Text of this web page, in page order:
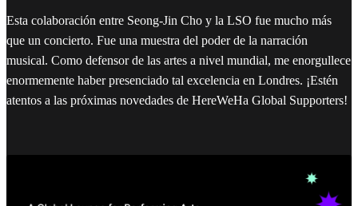
Esta colaboración entre Seong-Jin Cho y la LSO fue mucho más
que un concierto. Fue una muestra del poder de la narración
musical. Como defensor de las artes a nivel mundial, me enorgullece
enormemente haber presenciado tal excelencia en Londres. ¡Estén
atentos a las próximas novedades de HereWeHa Global Supporters!